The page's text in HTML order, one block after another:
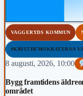
VAGGERYDS KOMMUN
#KRISTDEMOKRATERNA
8 augusti, 2026, 10:00
Bygg framtidens
området